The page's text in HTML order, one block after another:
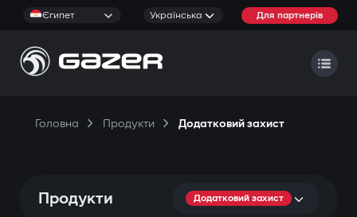
Єгипет Українська Для партнерів
Головна Продукти Додатковий захист
Продукти Додатковий захист